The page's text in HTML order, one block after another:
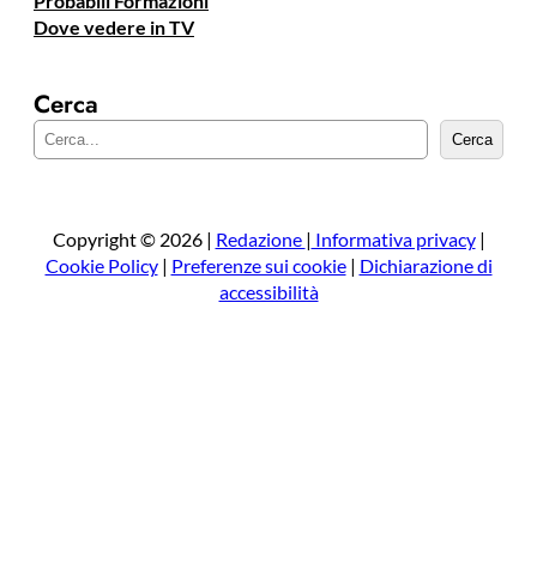
Dove vedere in TV
Cerca
e
a
Cerca
Copyright © 2026 | Redazione | Informativa privacy|
Cookie Policy| Preferenze sui cookie| Dichiarazione di
accessibilità